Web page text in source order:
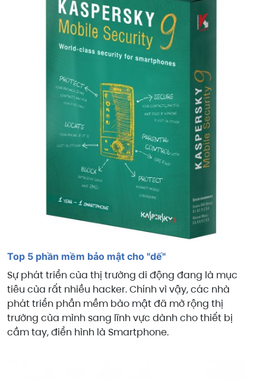
Top 5 phần mềm bảo mật cho "dế"
Sự phát triển của thị trường di động đang là mục
tiêu của rất nhiều hacker. Chính vì vậy, các nhà
phát triển phần mềm bảo mật đã mở rộng thị
trường của mình sang lĩnh vực dành cho thiết bị
cầm tay, điển hình là Smartphone.